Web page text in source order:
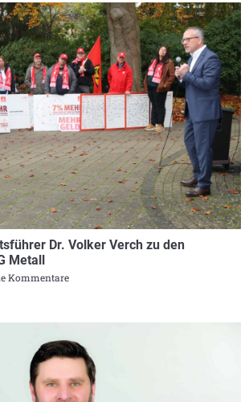
Dr. Volker Verch zu den
Metall
Kommentare